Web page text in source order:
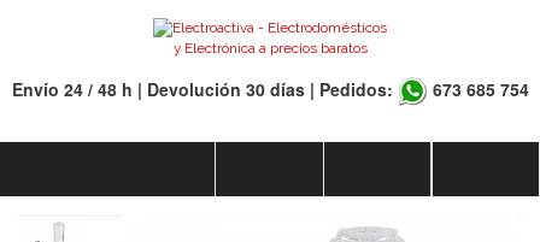
Envío 24 / 48 h | Devolución 30 días | Pedidos: 673 685 754